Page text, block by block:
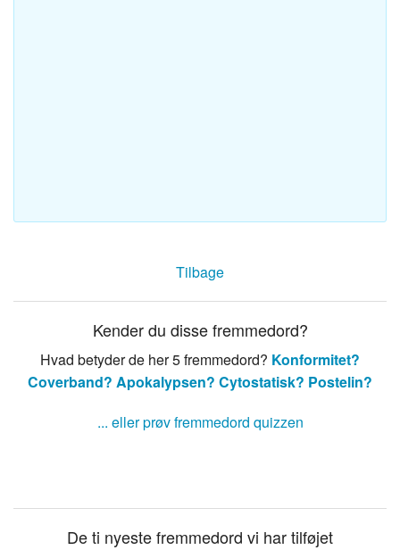
Tilbage
Kender du disse fremmedord?
Hvad betyder de her 5 fremmedord? Konformitet?
Coverband? Apokalypsen? Cytostatisk? Postelin?
... eller prøv fremmedord quizzen
De ti nyeste fremmedord vi har tilføjet